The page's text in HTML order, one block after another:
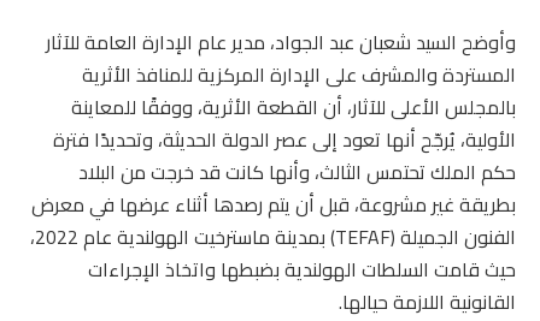
وأوضح السيد شعبان عبد الجواد، مدير عام الإدارة العامة للآثار
المستردة والمشرف على الإدارة المركزية للمنافذ الأثرية
بالمجلس الأعلى للآثار، أن القطعة الأثرية، ووفقًا للمعاينة
الأولية، يُرجّح أنها تعود إلى عصر الدولة الحديثة، وتحديدًا فترة
حكم الملك تحتمس الثالث، وأنها كانت قد خرجت من البلاد
بطريقة غير مشروعة، قبل أن يتم رصدها أثناء عرضها في معرض
الفنون الجميلة (TEFAF) بمدينة ماسترخيت الهولندية عام 2022،
حيث قامت السلطات الهولندية بضبطها واتخاذ الإجراءات
القانونية اللازمة حيالها.